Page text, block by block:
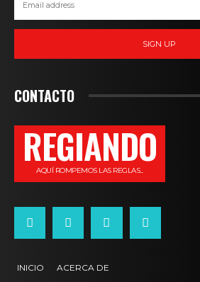
SIGN UP
CONTACTO
REGIANDO
AQUÍ ROMPEMOS LAS REGLAS...
INICIO ACERCA DE